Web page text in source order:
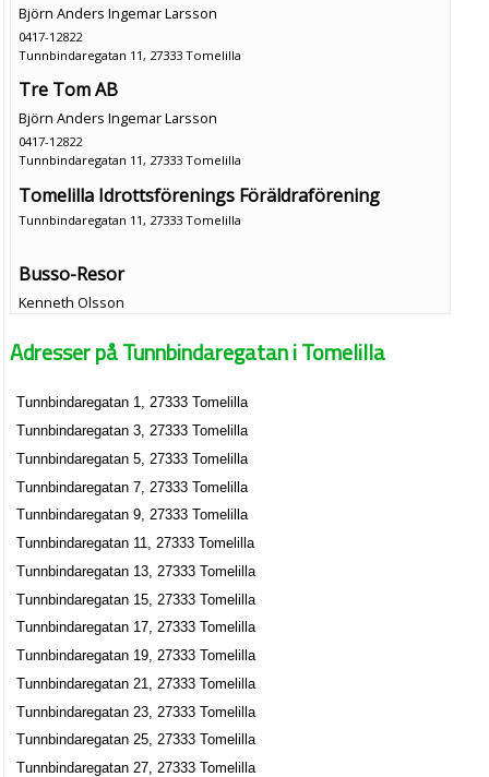
Björn Anders Ingemar Larsson
0417-12822
Tunnbindaregatan 11, 27333 Tomelilla
Tre Tom AB
Björn Anders Ingemar Larsson
0417-12822
Tunnbindaregatan 11, 27333 Tomelilla
Tomelilla Idrottsförenings Föräldraförening
Tunnbindaregatan 11, 27333 Tomelilla
Busso-Resor
Kenneth Olsson
Tunnbindaregatan 12, 27333 Tomelilla
John Erik Belfrage
0417-19697
Tunnbindaregatan 25, 27333 Tomelilla
Adresser på Tunnbindaregatan i Tomelilla
Tunnbindaregatan 1, 27333 Tomelilla
Tunnbindaregatan 3, 27333 Tomelilla
Tunnbindaregatan 5, 27333 Tomelilla
Tunnbindaregatan 7, 27333 Tomelilla
Tunnbindaregatan 9, 27333 Tomelilla
Tunnbindaregatan 11, 27333 Tomelilla
Tunnbindaregatan 13, 27333 Tomelilla
Tunnbindaregatan 15, 27333 Tomelilla
Tunnbindaregatan 17, 27333 Tomelilla
Tunnbindaregatan 19, 27333 Tomelilla
Tunnbindaregatan 21, 27333 Tomelilla
Tunnbindaregatan 23, 27333 Tomelilla
Tunnbindaregatan 25, 27333 Tomelilla
Tunnbindaregatan 27, 27333 Tomelilla